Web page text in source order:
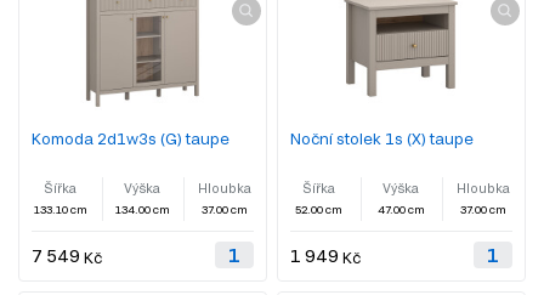
Komoda 2d1w3s (G) taupe
Šířka
133.10 cm
Výška
134.00 cm
Hloubka
37.00 cm
7 549 Kč
Noční stolek 1s (X) taupe
Šířka
52.00 cm
Výška
47.00 cm
Hloubka
37.00 cm
1 949 Kč